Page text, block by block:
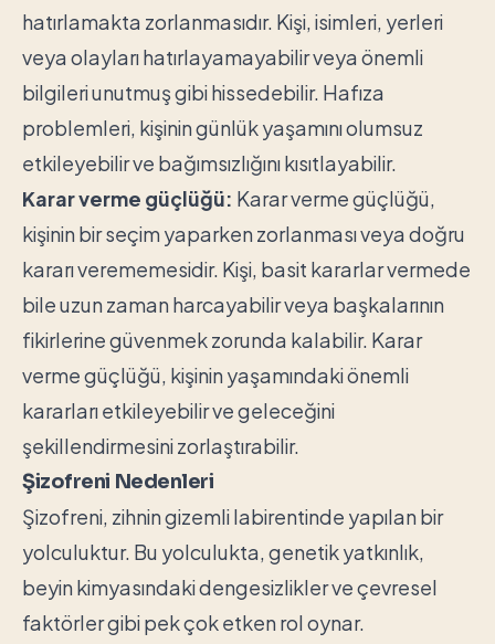
hatırlamakta zorlanmasıdır. Kişi, isimleri, yerleri
veya olayları hatırlayamayabilir veya önemli
bilgileri unutmuş gibi hissedebilir. Hafıza
problemleri, kişinin günlük yaşamını olumsuz
etkileyebilir ve bağımsızlığını kısıtlayabilir.
Karar verme güçlüğü: Karar verme güçlüğü,
kişinin bir seçim yaparken zorlanması veya doğru
kararı verememesidir. Kişi, basit kararlar vermede
bile uzun zaman harcayabilir veya başkalarının
fikirlerine güvenmek zorunda kalabilir. Karar
verme güçlüğü, kişinin yaşamındaki önemli
kararları etkileyebilir ve geleceğini
şekillendirmesini zorlaştırabilir.
Şizofreni Nedenleri
Şizofreni, zihnin gizemli labirentinde yapılan bir
yolculuktur. Bu yolculukta, genetik yatkınlık,
beyin kimyasındaki dengesizlikler ve çevresel
faktörler gibi pek çok etken rol oynar.